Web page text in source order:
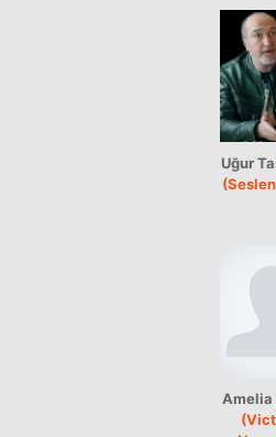
Uğur
Amelia